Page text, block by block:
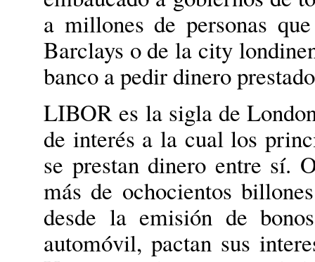
a millones de personas
Barclays o de la city
banco a pedir dinero
LIBOR es la sigla de
de interés a la cual los
se prestan dinero entre sí.
más de ochocientos
desde la emisión de
automóvil, pactan sus